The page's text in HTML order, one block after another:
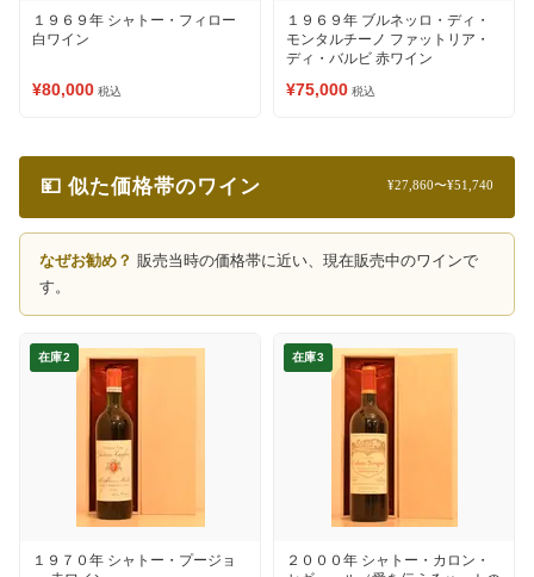
１９６９年 シャトー・フィロー
白ワイン
¥80,000 税込
１９６９年 ブルネッロ・ディ・
モンタルチーノ ファットリア・
ディ・バルビ 赤ワイン
¥75,000 税込
💴 似た価格帯のワイン ¥27,860〜¥51,740
なぜお勧め？ 販売当時の価格帯に近い、現在販売中のワインで
す。
在庫2
１９７０年 シャトー・プージョ
在庫3
２０００年 シャトー・カロン・